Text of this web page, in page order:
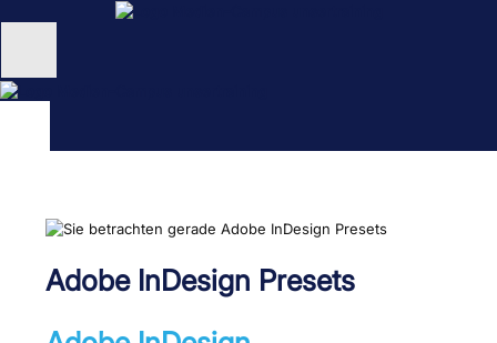
Inhalt
Unternehmen
Adobe InDesign Presets